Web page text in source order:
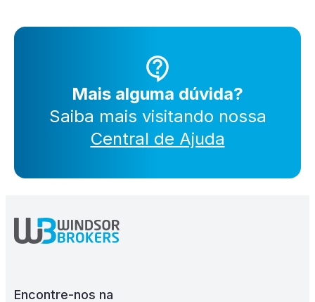
Mais alguma dúvida?
Saiba mais visitando nossa
Central de Ajuda
Encontre-nos na